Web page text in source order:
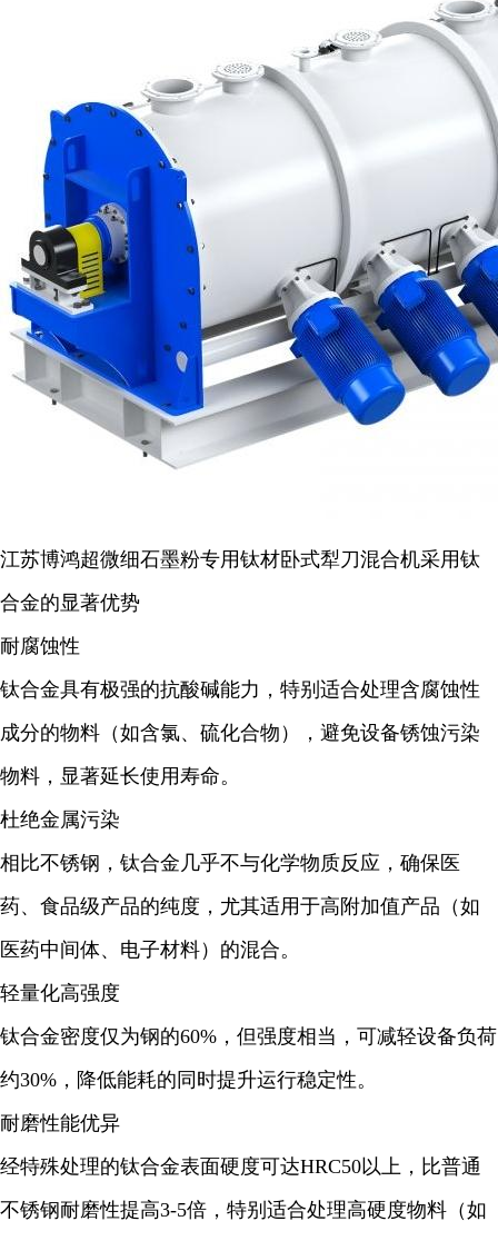
江苏博鸿超微细石墨粉专用钛材卧式犁刀混合机采用钛
合金的显著优势
耐腐蚀性
钛合金具有极强的抗酸碱能力，特别适合处理含腐蚀性
成分的物料（如含氯、硫化合物），避免设备锈蚀污染
物料，显著延长使用寿命。
杜绝金属污染
相比不锈钢，钛合金几乎不与化学物质反应，确保医
药、食品级产品的纯度，尤其适用于高附加值产品（如
医药中间体、电子材料）的混合。
轻量化高强度
钛合金密度仅为钢的60%，但强度相当，可减轻设备负荷
约30%，降低能耗的同时提升运行稳定性。
耐磨性能优异
经特殊处理的钛合金表面硬度可达HRC50以上，比普通
不锈钢耐磨性提高3-5倍，特别适合处理高硬度物料（如